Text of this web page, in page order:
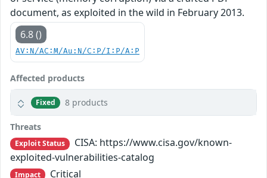
document, as exploited in the wild in February 2013.
6.8 ()
AV:N/AC:M/Au:N/C:P/I:P/A:P
Affected products
Fixed 8 products
Threats
Exploit Status
CISA: https://www.cisa.gov/known-
exploited-vulnerabilities-catalog
Impact
Critical